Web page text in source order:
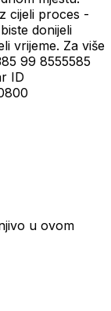
cijeli proces -
donijeli
vrijeme. Za više
99 8555585
ID
u ovom